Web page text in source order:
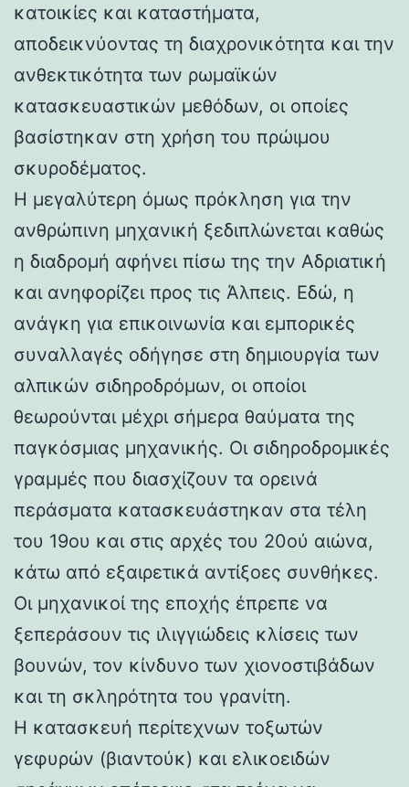
κατοικίες και καταστήματα,
αποδεικνύοντας τη διαχρονικότητα και την
ανθεκτικότητα των ρωμαϊκών
κατασκευαστικών μεθόδων, οι οποίες
βασίστηκαν στη χρήση του πρώιμου
σκυροδέματος.
Η μεγαλύτερη όμως πρόκληση για την
ανθρώπινη μηχανική ξεδιπλώνεται καθώς
η διαδρομή αφήνει πίσω της την Αδριατική
και ανηφορίζει προς τις Άλπεις. Εδώ, η
ανάγκη για επικοινωνία και εμπορικές
συναλλαγές οδήγησε στη δημιουργία των
αλπικών σιδηροδρόμων, οι οποίοι
θεωρούνται μέχρι σήμερα θαύματα της
παγκόσμιας μηχανικής. Οι σιδηροδρομικές
γραμμές που διασχίζουν τα ορεινά
περάσματα κατασκευάστηκαν στα τέλη
του 19ου και στις αρχές του 20ού αιώνα,
κάτω από εξαιρετικά αντίξοες συνθήκες.
Οι μηχανικοί της εποχής έπρεπε να
ξεπεράσουν τις ιλιγγιώδεις κλίσεις των
βουνών, τον κίνδυνο των χιονοστιβάδων
και τη σκληρότητα του γρανίτη.
Η κατασκευή περίτεχνων τοξωτών
γεφυρών (βιαντούκ) και ελικοειδών